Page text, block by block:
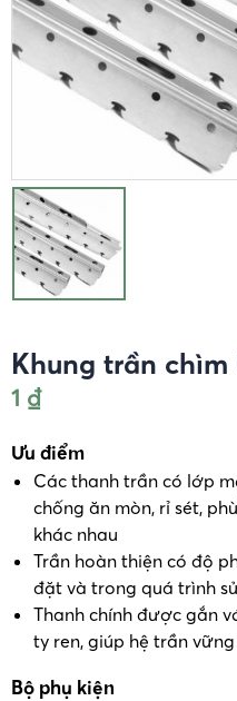
Khung trần chìm
1 ₫
Ưu điểm
Các thanh trần có lớp
chống ăn mòn, rỉ sét,
khác nhau
Trần hoàn thiện có độ
đặt và trong quá trình
Thanh chính được gắn
ty ren, giúp hệ trần vững
Bộ phụ kiện